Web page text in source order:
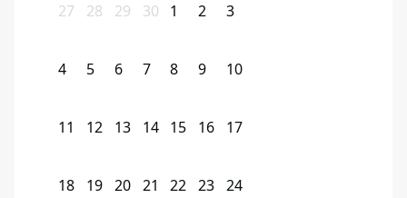
27 28 29 30 1 2 3
4 5 6 7 8 9 10
11 12 13 14 15 16 17
18 19 20 21 22 23 24